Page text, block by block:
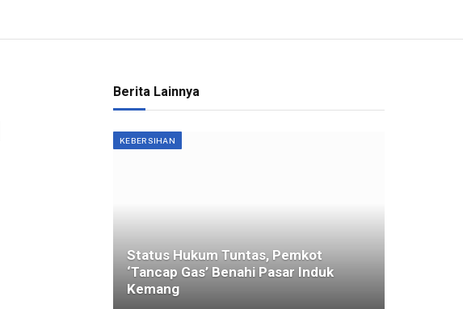
Berita Lainnya
KEBERSIHAN
Status Hukum Tuntas, Pemkot
‘Tancap Gas’ Benahi Pasar Induk
Kemang